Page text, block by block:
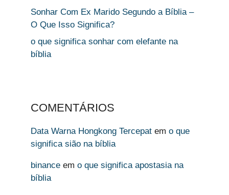
Sonhar Com Ex Marido Segundo a Bíblia –
O Que Isso Significa?
o que significa sonhar com elefante na
bíblia
COMENTÁRIOS
Data Warna Hongkong Tercepat em o que
significa sião na bíblia
binance em o que significa apostasia na
bíblia